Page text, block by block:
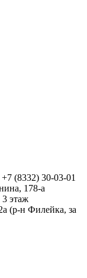
(8332) 30-03-01
178-а
этаж
(р-н Филейка, за